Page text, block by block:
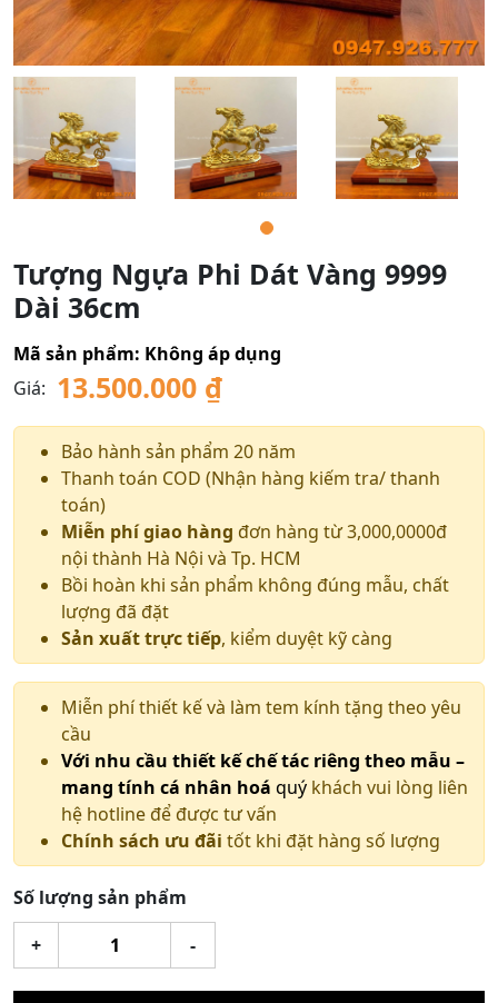
Tượng Ngựa Phi Dát Vàng 9999
Dài 36cm
Mã sản phẩm: Không áp dụng
Giá: 13.500.000 ₫
Bảo hành sản phẩm 20 năm
Thanh toán COD (Nhận hàng kiếm tra/ thanh
toán)
Miễn phí giao hàng đơn hàng từ 3,000,0000đ
nội thành Hà Nội và Tp. HCM
Bồi hoàn khi sản phẩm không đúng mẫu, chất
lượng đã đặt
Sản xuất trực tiếp, kiểm duyệt kỹ càng
Miễn phí thiết kế và làm tem kính tặng theo yêu
cầu
Với nhu cầu thiết kế chế tác riêng theo mẫu –
mang tính cá nhân hoá quý khách vui lòng liên
hệ hotline để được tư vấn
Chính sách ưu đãi tốt khi đặt hàng số lượng
Số lượng sản phẩm
-
Tượng
Ngựa
Phi
+